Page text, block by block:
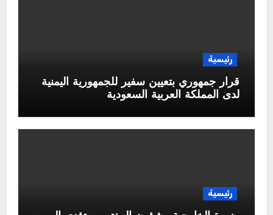
رئيسية
قرار جمهوري بتعيين سفير للجمهورية اليمنية
لدى المملكة العربية السعودية
رئيسية